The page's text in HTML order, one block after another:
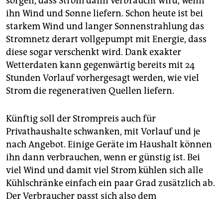
ihn Wind und Sonne liefern. Schon heute ist bei
starkem Wind und langer Sonnenstrahlung das
Stromnetz derart vollgepumpt mit Energie, dass
diese sogar verschenkt wird. Dank exakter
Wetterdaten kann gegenwärtig bereits mit 24
Stunden Vorlauf vorhergesagt werden, wie viel
Strom die regenerativen Quellen liefern.
Künftig soll der Strompreis auch für
Privathaushalte schwanken, mit Vorlauf und je
nach Angebot. Einige Geräte im Haushalt können
ihn dann verbrauchen, wenn er günstig ist. Bei
viel Wind und damit viel Strom kühlen sich alle
Kühlschränke einfach ein paar Grad zusätzlich ab.
Der Verbraucher passt sich also dem